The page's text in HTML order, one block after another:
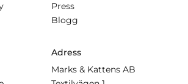
Press
Blogg
Adress
Marks & Kattens AB